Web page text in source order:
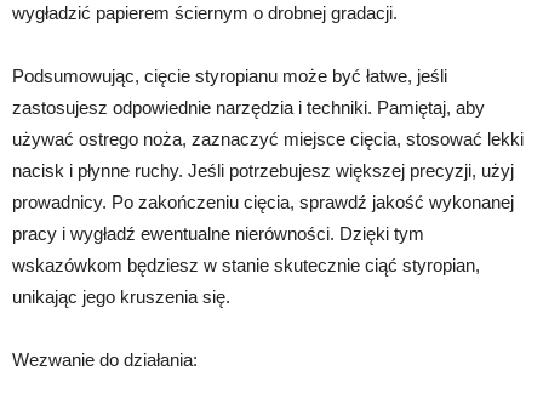
wygładzić papierem ściernym o drobnej gradacji.
Podsumowując, cięcie styropianu może być łatwe, jeśli
zastosujesz odpowiednie narzędzia i techniki. Pamiętaj, aby
używać ostrego noża, zaznaczyć miejsce cięcia, stosować lekki
nacisk i płynne ruchy. Jeśli potrzebujesz większej precyzji, użyj
prowadnicy. Po zakończeniu cięcia, sprawdź jakość wykonanej
pracy i wygładź ewentualne nierówności. Dzięki tym
wskazówkom będziesz w stanie skutecznie ciąć styropian,
unikając jego kruszenia się.
Wezwanie do działania: